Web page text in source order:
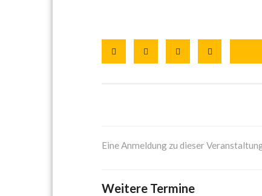
Eine Anmeldung zu dieser
Weitere Termine